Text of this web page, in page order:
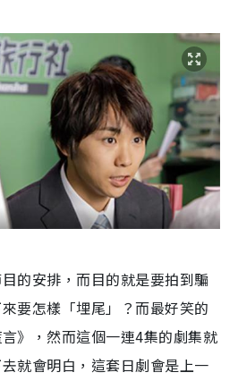
的安排，而目的就是要拍到騙
要怎樣「埋尾」？而最好笑的
》，然而這個一連4集的劇集就
就會明白，這套日劇會是上一